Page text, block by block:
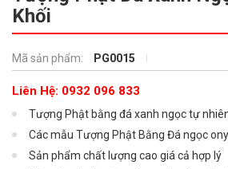
Khối
Mã sản phẩm: PG0015
Liên Hệ: 0932 096 833
Tượng Phật bằng đá xanh ngọc tự
Các mẫu Tượng Phật Bằng Đá ngọc
Sản phẩm chất lượng cao giá cả hợp lý